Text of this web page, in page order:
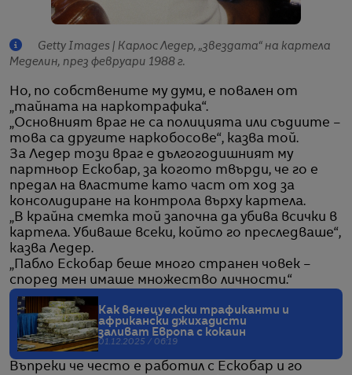
Getty Images | Карлос Ледер, „звездата“ на картела
Меделин, през февруари 1988 г.
Но, по собствените му думи, е повален от
„тайната на наркотрафика“.
„Основният враг не са полицията или съдиите –
това са другите наркобосове“, казва той.
За Ледер този враг е дългогодишният му
партньор Ескобар, за когото твърди, че го е
предал на властите като част от ход за
консолидиране на контрола върху картела.
„В крайна сметка той започна да убива всички в
картела. Убиваше всеки, който го преследваше“,
казва Ледер.
„Пабло Ескобар беше много странен човек –
според мен имаше множество личности.“
Как венецуелски трафиканти и
африкански джихадисти
заливат Европа с кокаин
01.12.2025 / 06:19
Въпреки че често е работил с Ескобар и го